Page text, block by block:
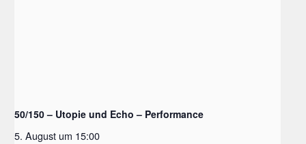
50/150 – Utopie und Echo – Performance
5. August um 15:00